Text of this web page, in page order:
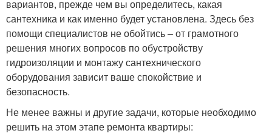
вариантов, прежде чем вы определитесь, какая
сантехника и как именно будет установлена. Здесь без
помощи специалистов не обойтись – от грамотного
решения многих вопросов по обустройству
гидроизоляции и монтажу сантехнического
оборудования зависит ваше спокойствие и
безопасность.
Не менее важны и другие задачи, которые необходимо
решить на этом этапе ремонта квартиры: